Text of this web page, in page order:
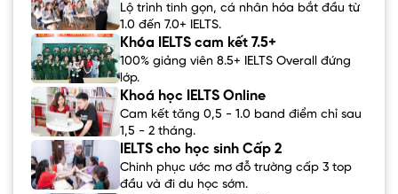
Lộ trình tinh gọn, cá nhân hóa bắt đầu từ
1.0 đến 7.0+ IELTS.
Khóa IELTS cam kết 7.5+
100% giảng viên 8.5+ IELTS Overall đứng
lớp.
Khoá học IELTS Online
Cam kết tăng 0,5 - 1.0 band điểm chỉ sau
1,5 - 2 tháng.
IELTS cho học sinh Cấp 2
Chinh phục ước mơ đỗ trường cấp 3 top
đầu và đi du học sớm.